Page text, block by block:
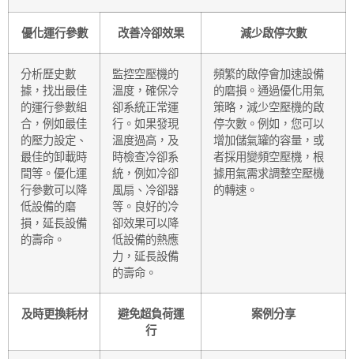
優化運行參數 改善冷卻效果 減少啟停次數
分析歷史數
據，找出最佳
的運行參數組
合，例如最佳
的壓力設定、
最佳的卸載時
間等。優化運
行參數可以降
低設備的磨
損，延長設備
的壽命。
監控空壓機的
溫度，確保冷
卻系統正常運
行。如果發現
溫度過高，及
時檢查冷卻系
統，例如冷卻
風扇、冷卻器
等。良好的冷
卻效果可以降
低設備的熱應
力，延長設備
的壽命。
頻繁的啟停會加速設備
的磨損。通過優化用氣
策略，減少空壓機的啟
停次數。例如，您可以
增加儲氣罐的容量，或
者採用變頻空壓機，根
據用氣需求調整空壓機
的轉速。
及時更換耗材
避免超負荷運
行
案例分享